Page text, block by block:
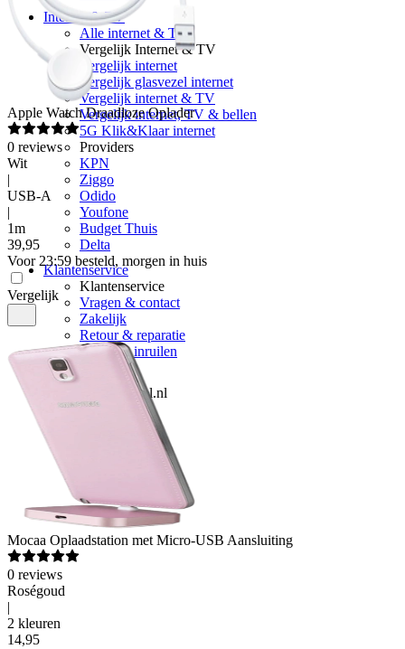
Internet & TV
Alle internet & TV
Vergelijk Internet & TV
Vergelijk internet
Vergelijk glasvezel internet
Vergelijk internet & TV
Vergelijk internet, TV & bellen
5G Klik&Klaar internet
Providers
KPN
Ziggo
Odido
Youfone
Budget Thuis
Delta
Klantenservice
Klantenservice
Vragen & contact
Zakelijk
Retour & reparatie
Telefoon inruilen
Over ons
Over Mobiel.nl
Over ons
Apple Watch Draadloze Oplader
0 reviews
Wit
|
USB-A
|
1m
39,95
Voor 23:59 besteld, morgen in huis
Vergelijk
Mocaa Oplaadstation met Micro-USB Aansluiting
0 reviews
Roségoud
|
2 kleuren
14,95